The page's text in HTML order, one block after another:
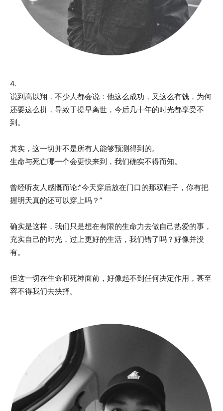
4.
说到高以翔，不少人都会说：他这么成功，又这么有钱，为何
还要这么拼，导致于提早离世，今后几十年的时光都享受不
到。
其实，这一切并不是所有人能够预测得到的。
生命与死亡哪一个会更快来到，我们确实不得而知。
曾经听友人感慨而论:“今天穿后放在门口的那双鞋子，你有把
握明天真的还可以穿上吗？”
确实是这样，我们只是想在有限的生命力去做自己热爱的事，
充实自己的时光，过上更好的生活，我们错了吗？好像并没
有。
但这一切在生命和死神面前，好像起不到任何决定作用，甚至
容不得我们去抉择。